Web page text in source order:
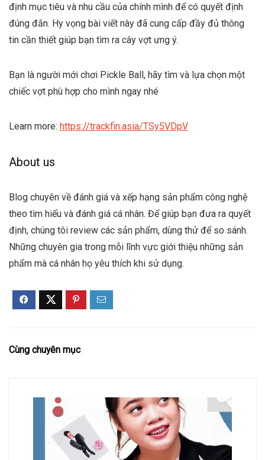
định mục tiêu và nhu cầu của chính mình để có quyết định
đúng đắn. Hy vọng bài viết này đã cung cấp đầy đủ thông
tin cần thiết giúp bạn tìm ra cây vợt ưng ý.
Bạn là người mới chơi Pickle Ball, hãy tìm và lựa chọn một
chiếc vợt phù hợp cho mình ngay nhé
Learn more: https://trackfin.asia/TSy5VDpV
About us
Blog chuyên về đánh giá và xếp hạng sản phẩm công nghệ
theo tìm hiểu và đánh giá cá nhân. Để giúp bạn đưa ra quyết
định, chúng tôi review các sản phẩm, dùng thử để so sánh.
Những chuyên gia trong mỗi lĩnh vực giới thiệu những sản
phẩm mà cá nhân họ yêu thích khi sử dụng.
Cùng chuyên mục